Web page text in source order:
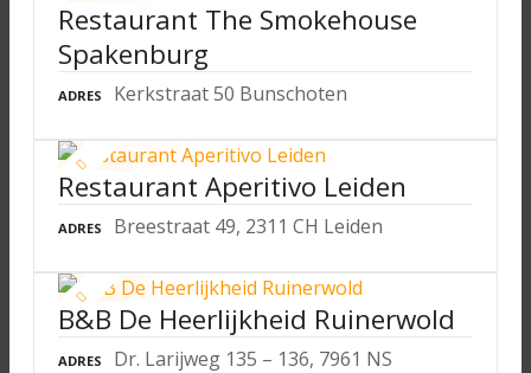
Restaurant The Smokehouse
Spakenburg
ADRES Kerkstraat 50 Bunschoten
Restaurant Aperitivo Leiden
ADRES Breestraat 49, 2311 CH Leiden
B&B De Heerlijkheid Ruinerwold
ADRES
Dr. Larijweg 135 – 136, 7961 NS